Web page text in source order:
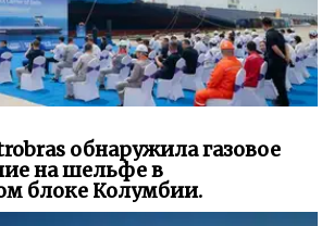
обнаружила газовое
на шельфе в
блоке Колумбии.